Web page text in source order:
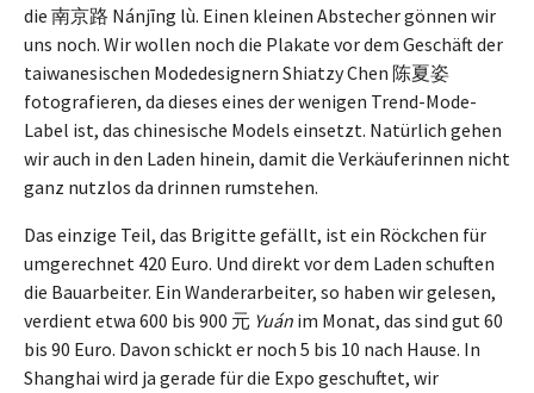
die 南京路 Nánjīng lù. Einen kleinen Abstecher gönnen wir
uns noch. Wir wollen noch die Plakate vor dem Geschäft der
taiwanesischen Modedesignern Shiatzy Chen 陈夏姿
fotografieren, da dieses eines der wenigen Trend-Mode-
Label ist, das chinesische Models einsetzt. Natürlich gehen
wir auch in den Laden hinein, damit die Verkäuferinnen nicht
ganz nutzlos da drinnen rumstehen.
Das einzige Teil, das Brigitte gefällt, ist ein Röckchen für
umgerechnet 420 Euro. Und direkt vor dem Laden schuften
die Bauarbeiter. Ein Wanderarbeiter, so haben wir gelesen,
verdient etwa 600 bis 900 元 Yuán im Monat, das sind gut 60
bis 90 Euro. Davon schickt er noch 5 bis 10 nach Hause. In
Shanghai wird ja gerade für die Expo geschuftet, wir